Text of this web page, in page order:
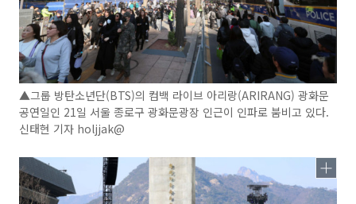
▲그룹 방탄소년단(BTS)의 컴백 라이브 아리랑(ARIRANG) 광화문
공연일인 21일 서울 종로구 광화문광장 인근이 인파로 붐비고 있다.
신태현 기자 holjjak@